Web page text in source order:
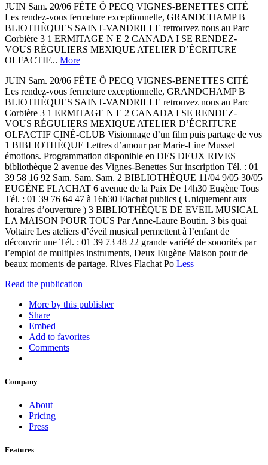
JUIN Sam. 20/06 FÊTE Ô PECQ VIGNES-BENETTES CITÉ
Les rendez-vous fermeture exceptionnelle, GRANDCHAMP B
BLIOTHÈQUES SAINT-VANDRILLE retrouvez nous au Parc
Corbière 3 1 ERMITAGE N E 2 CANADA I SE RENDEZ-
VOUS RÉGULIERS MEXIQUE ATELIER D’ÉCRITURE
OLFACTIF... More
JUIN Sam. 20/06 FÊTE Ô PECQ VIGNES-BENETTES CITÉ
Les rendez-vous fermeture exceptionnelle, GRANDCHAMP B
BLIOTHÈQUES SAINT-VANDRILLE retrouvez nous au Parc
Corbière 3 1 ERMITAGE N E 2 CANADA I SE RENDEZ-
VOUS RÉGULIERS MEXIQUE ATELIER D’ÉCRITURE
OLFACTIF CINÉ-CLUB Visionnage d’un film puis partage de vos
1 BIBLIOTHÈQUE Lettres d’amour par Marie-Line Musset
émotions. Programmation disponible en DES DEUX RIVES
bibliothèque 2 avenue des Vignes-Benettes Sur inscription Tél. : 01
39 58 16 92 Sam. Sam. Sam. 2 BIBLIOTHÈQUE 11/04 9/05 30/05
EUGÈNE FLACHAT 6 avenue de la Paix De 14h30 Eugène Tous
Tél. : 01 39 76 64 47 à 16h30 Flachat publics ( Uniquement aux
horaires d’ouverture ) 3 BIBLIOTHÈQUE DE EVEIL MUSICAL
LA MAISON POUR TOUS Par Anne-Laure Boutin. 3 bis quai
Voltaire Les ateliers d’éveil musical permettent à l’enfant de
découvrir une Tél. : 01 39 73 48 22 grande variété de sonorités par
l’emploi de multiples instruments, Deux Eugène Maison pour de
beaux moments de partage. Rives Flachat Po Less
Read the publication
More by this publisher
Share
Embed
Add to favorites
Comments
Company
About
Pricing
Press
Features